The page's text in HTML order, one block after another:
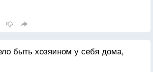
быть хозяином у себя дома,